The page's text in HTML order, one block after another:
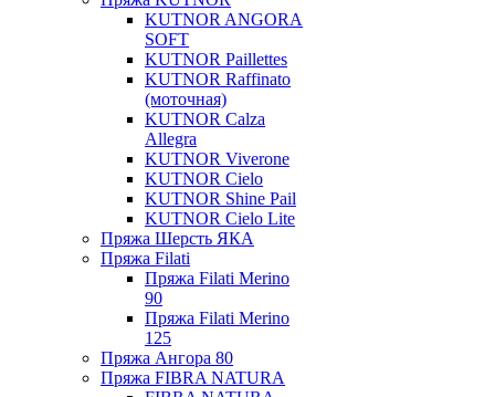
KUTNOR ANGORA
SOFT
KUTNOR Paillettes
KUTNOR Raffinato
(моточная)
KUTNOR Calza
Allegra
KUTNOR Viverone
KUTNOR Cielo
KUTNOR Shine Pail
KUTNOR Cielo Lite
Пряжа Шерсть ЯКА
Пряжа Filati
Пряжа Filati Merino
90
Пряжа Filati Merino
125
Пряжа Ангора 80
Пряжа FIBRA NATURA